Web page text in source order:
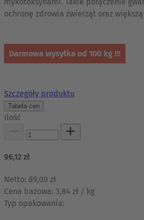
ochronę zdrowia zwierząt oraz
Darmowa wysyłka od 100 kg !!!
Szczegóły produktu
Tabela cen
Ilość
96,12 zł
Netto: 89,00 zł
Cena bazowa: 3,84 zł / kg
Typ opakowania: